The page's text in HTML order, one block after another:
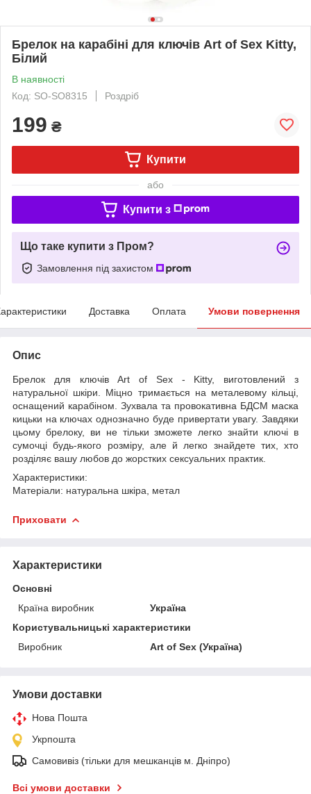
Брелок на карабіні для ключів Art of Sex Kitty,
Білий
В наявності
Код: SO-SO8315
Роздріб
199 ₴
Купити
або
Купити з
Що таке купити з Пром?
Замовлення під захистом
Доставка Оплата Умови повернення
Опис
Брелок для ключів Art of Sex - Kitty, виготовлений з
натуральної шкіри. Міцно тримається на металевому кільці,
оснащений карабіном. Зухвала та провокативна БДСМ маска
кицьки на ключах однозначно буде привертати увагу. Завдяки
цьому брелоку, ви не тільки зможете легко знайти ключі в
сумочці будь-якого розміру, але й легко знайдете тих, хто
розділяє вашу любов до жорстких сексуальних практик.
Характеристики:
Матеріали: натуральна шкіра, метал
Приховати
Характеристики
Основні
Країна виробник
Україна
Користувальницькі характеристики
Виробник
Art of Sex (Україна)
Умови доставки
Нова Пошта
Укрпошта
Самовивіз (тільки для мешканців м. Дніпро)
Всі умови доставки